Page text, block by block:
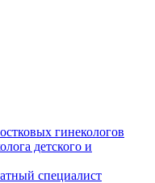
гинекологов
детского и
специалист